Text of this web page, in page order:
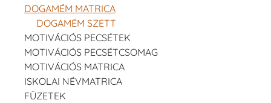
DOGAMÉM MATRICA
DOGAMÉM SZETT
MOTIVÁCIÓS PECSÉTEK
MOTIVÁCIÓS PECSÉTCSOMAG
MOTIVÁCIÓS MATRICA
ISKOLAI NÉVMATRICA
FÜZETEK